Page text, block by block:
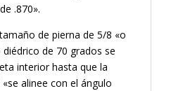
.870».
de pierna de 5/8 «o
diédrico de 70 grados se
interior hasta que la
alinee con el ángulo